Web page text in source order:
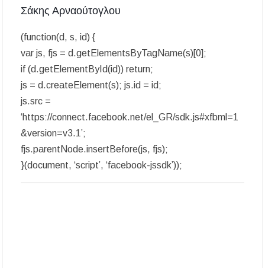
Έλεγχοι σε παραλίες της Χαλκιδικής:
Σφραγίστηκαν πέντε επιχειρήσεις στην
Κασσάνδρα
Χαλκιδική: Νεκρός 68χρονος λουόμενος στην
παραλία της Νέας Ποτίδαιας
Χαλκιδική: Πρωταθλήτρια στις καταγγελίες
τους ελέγχους
Εγκρίθηκε η λειτουργία τμήματος της Σ.Α.Ε.Κ.
διεκδίκησης του Δήμου Πολυγύρου
Σάκης Αρναούτογλου
(function(d, s, id) {
var js, fjs = d.getElementsByTagName(s)[0];
if (d.getElementById(id)) return;
js = d.createElement(s); js.id = id;
js.src =
‘https://connect.facebook.net/el_GR/sdk.js#xfbml=1
&version=v3.1’;
fjs.parentNode.insertBefore(js, fjs);
}(document, ‘script’, ‘facebook-jssdk’));